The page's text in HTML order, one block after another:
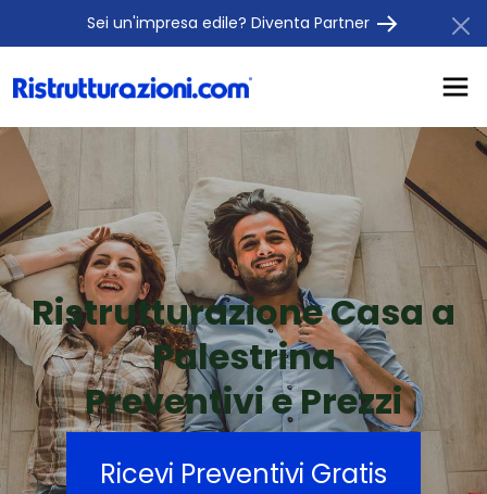
Sei un'impresa edile? Diventa Partner
Ristrutturazione Casa a
Palestrina
Preventivi e Prezzi
Ricevi Preventivi Gratis